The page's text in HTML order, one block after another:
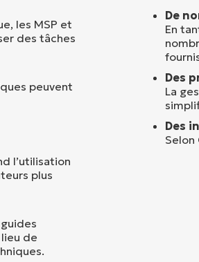
les MSP et
des tâches
peuvent
l’utilisation
plus
de
De
En
Des
La
Des